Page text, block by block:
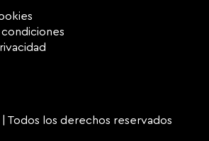
| Todos los derechos reservados